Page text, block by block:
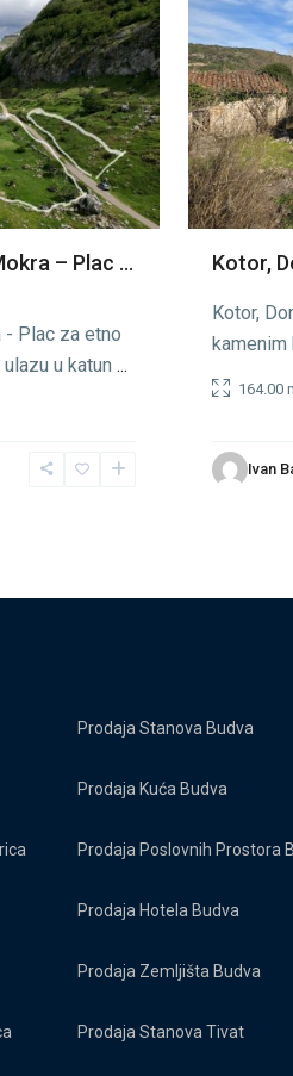
– Plac ...
- Plac za etno
u katun ...
Kotor,
Kotor,
kamenim
164.00
Ivan
Prodaja Stanova Budva
Prodaja Kuća Budva
Prodaja Poslovnih Prostora
Prodaja Hotela Budva
Prodaja Zemljišta Budva
Prodaja Stanova Tivat